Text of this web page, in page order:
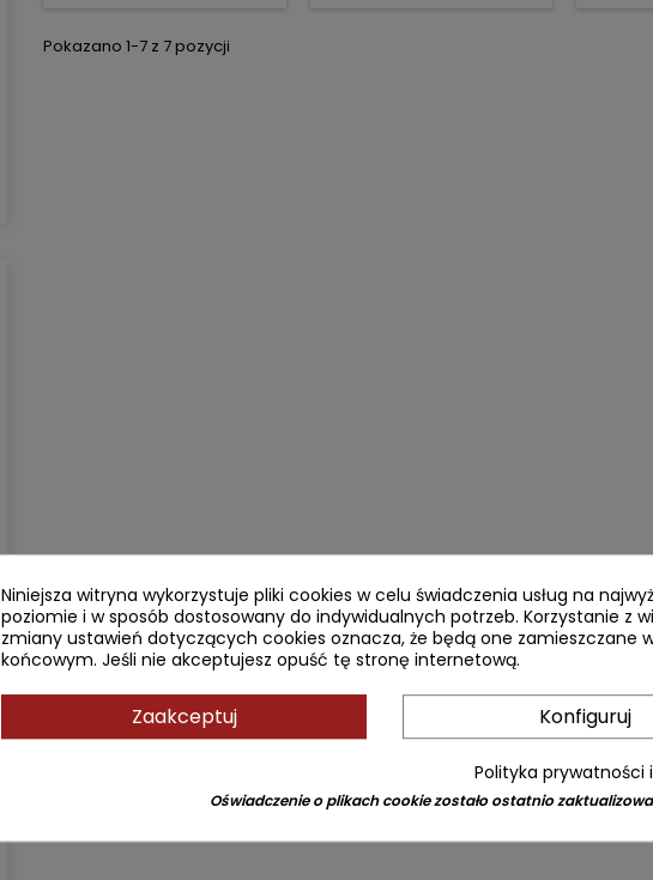
Pokazano 1-7 z 7 pozycji
Niniejsza witryna wykorzystuje pliki cookies w celu świadczenia usług na
poziomie i w sposób dostosowany do indywidualnych potrzeb. Korzystanie z
zmiany ustawień dotyczących cookies oznacza, że będą one zamieszczane
końcowym. Jeśli nie akceptujesz opuść tę stronę internetową.
Zaakceptuj Konfiguruj
Polityka prywatności
Oświadczenie o plikach cookie zostało ostatnio